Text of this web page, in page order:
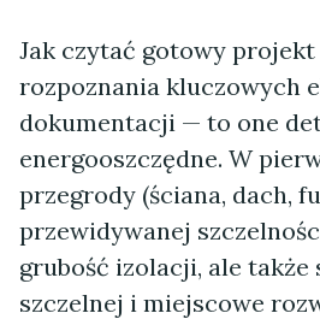
Jak czytać gotowy
rozpoznania kluczowych
dokumentacji — to one
energooszczędne. W
przegrody (ściana, dach,
przewidywanej
grubość izolacji, ale także
szczelnej i miejscowe